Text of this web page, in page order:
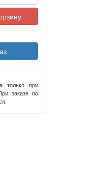
только при
заказе по